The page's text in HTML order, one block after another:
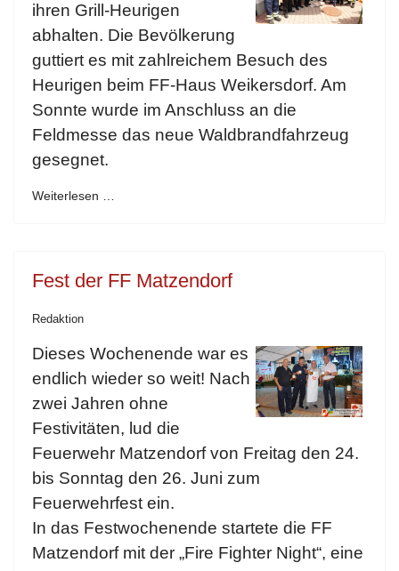
ihren Grill-Heurigen
abhalten. Die Bevölkerung
guttiert es mit zahlreichem Besuch des
Heurigen beim FF-Haus Weikersdorf. Am
Sonnte wurde im Anschluss an die
Feldmesse das neue Waldbrandfahrzeug
gesegnet.
Weiterlesen …
Fest der FF Matzendorf
Redaktion
Dieses Wochenende war es
endlich wieder so weit! Nach
zwei Jahren ohne
Festivitäten, lud die
Feuerwehr Matzendorf von Freitag den 24.
bis Sonntag den 26. Juni zum
Feuerwehrfest ein.
In das Festwochenende startete die FF
Matzendorf mit der „Fire Fighter Night“, eine